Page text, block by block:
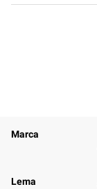
Marca
Lema